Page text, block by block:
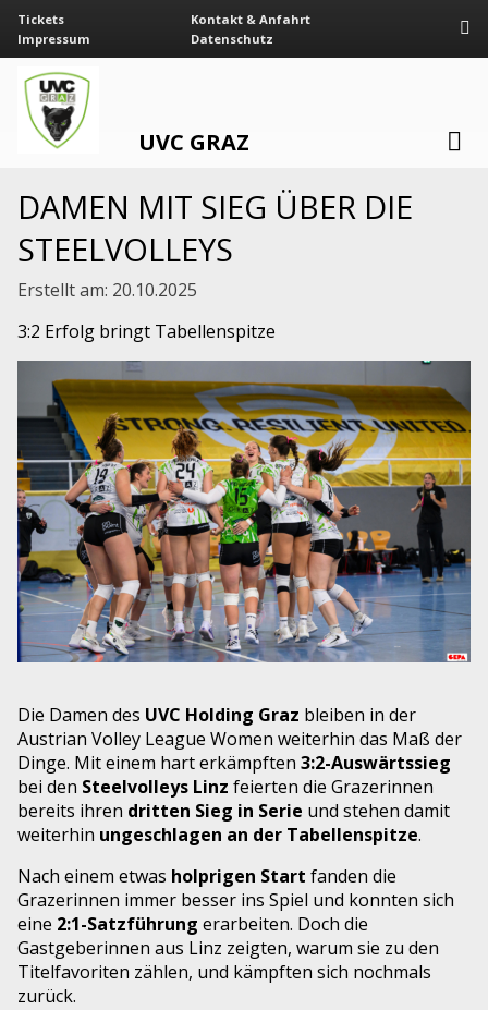
Tickets
Kontakt & Anfahrt
Impressum
Datenschutz
UVC GRAZ
DAMEN MIT SIEG ÜBER DIE
STEELVOLLEYS
Erstellt am: 20.10.2025
3:2 Erfolg bringt Tabellenspitze
Die Damen des UVC Holding Graz bleiben in der
Austrian Volley League Women weiterhin das Maß der
Dinge. Mit einem hart erkämpften 3:2-Auswärtssieg
bei den Steelvolleys Linz feierten die Grazerinnen
bereits ihren dritten Sieg in Serie und stehen damit
weiterhin ungeschlagen an der Tabellenspitze.
Nach einem etwas holprigen Start fanden die
Grazerinnen immer besser ins Spiel und konnten sich
eine 2:1-Satzführung erarbeiten. Doch die
Gastgeberinnen aus Linz zeigten, warum sie zu den
Titelfavoriten zählen, und kämpften sich nochmals
zurück.